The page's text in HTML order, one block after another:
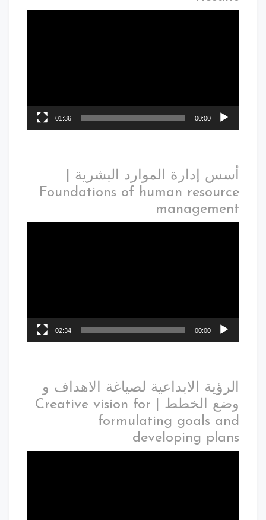
00:00
01:36
أسس إدارة الموارد البشرية |
Foundations of human resource
management
00:00
02:34
الرؤية الابداعية لصياغة الاهداف و
وضع الخطط | Creative vision for
formulating goals and
developing plans